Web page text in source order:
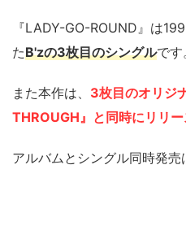
『LADY-GO-ROUND』は
たB'zの3枚目のシングルです
また本作は、 3枚目のオリジ
THROUGH』と同時にリリー
アルバムとシングル同時発売